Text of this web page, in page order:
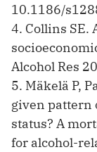
10.1186/
4. Collins SE.
Alcohol Res
5. Mäkelä P,
given pattern
status? A
for alcohol-